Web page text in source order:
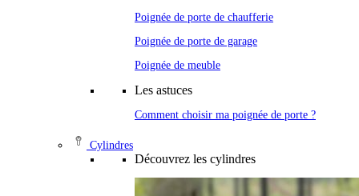
Poignée de porte de chaufferie
Poignée de porte de garage
Poignée de meuble
Les astuces
Comment choisir ma poignée de porte ?
Cylindres
Découvrez les cylindres